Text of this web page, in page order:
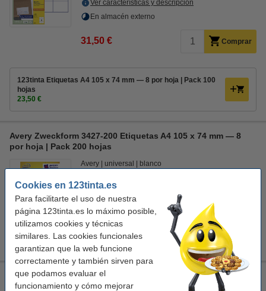
Cookies en 123tinta.es
Para facilitarte el uso de nuestra
página 123tinta.es lo máximo posible,
utilizamos cookies y técnicas
similares. Las cookies funcionales
garantizan que la web funcione
correctamente y también sirven para
que podamos evaluar el
funcionamiento y cómo mejorar
Ver características y descripción
En almacén externo
31,50 € Comprar
123tinta Etiquetas A4 105 x 74 mm — 8 por hoja | Pack 100
hojas
23,50 €
Avery Zweckform 3427-200 Etiquetas A4 105 x 74 mm — 8
por hoja | Pack 200 hojas
Avery universal
blanco
Ver características y descripción
En almacén externo
53,50 € Comprar
Apli etiquetas 105 x 74mm blancas 800 etiquetas